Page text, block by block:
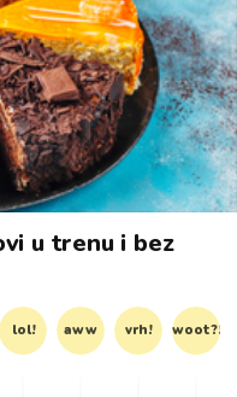
u trenu i bez
lol! aww vrh! woot?!